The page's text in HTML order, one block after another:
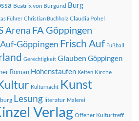
Beatrix von Burgund Burg
Führer Christian Buchholz Claudia Pohel
Arena FA Göppingen
Göppingen Frisch Auf Fußball
Gerechtigkeit Glauben Göppingen
Roman Hohenstaufen Kelten Kirche
Kulturnacht Kunst
Lesung literatur Malerei
Verlag Offener Kulturtreff